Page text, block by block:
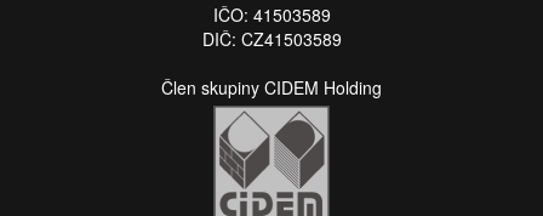
IČO: 41503589
DIČ: CZ41503589
Člen skupiny CIDEM Holding